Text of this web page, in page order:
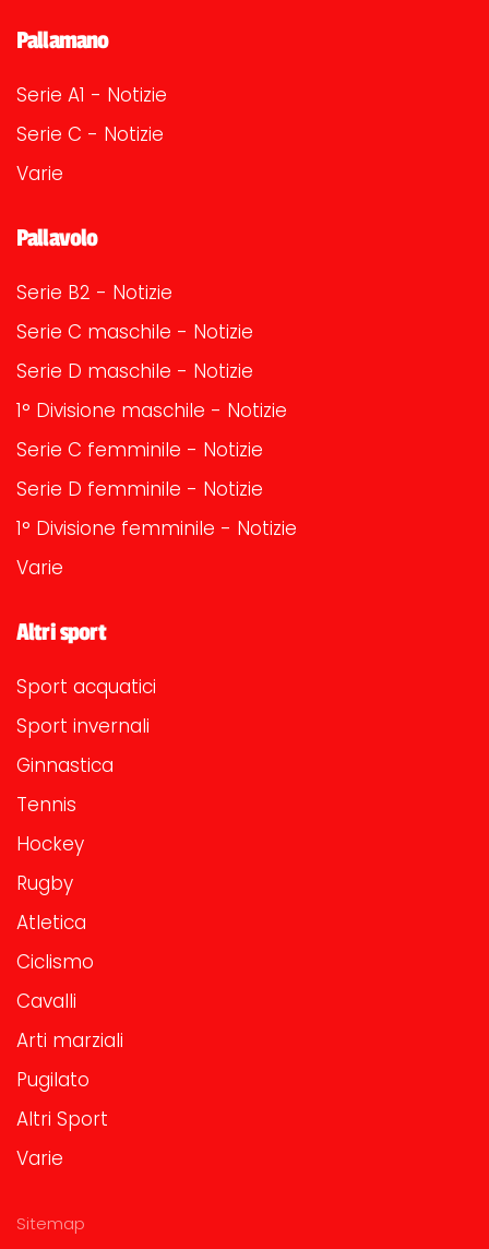
Pallamano
Serie A1 - Notizie
Serie C - Notizie
Varie
Pallavolo
Serie B2 - Notizie
Serie C maschile - Notizie
Serie D maschile - Notizie
1° Divisione maschile - Notizie
Serie C femminile - Notizie
Serie D femminile - Notizie
1° Divisione femminile - Notizie
Varie
Altri sport
Sport acquatici
Sport invernali
Ginnastica
Tennis
Hockey
Rugby
Atletica
Ciclismo
Cavalli
Arti marziali
Pugilato
Altri Sport
Varie
Sitemap